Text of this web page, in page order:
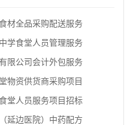
材全品采购配送服务
学食堂人员管理服务
限公司会计外包服务
物资供货商采购项目
堂人员服务项目招标
延边医院）中药配方